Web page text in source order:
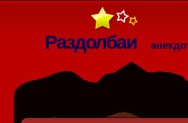
Раздолбаи